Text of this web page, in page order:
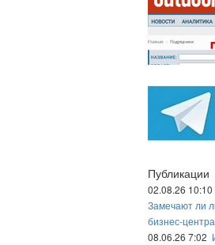
Публикации
02.08.26 10:10
Замечают ли
бизнес-
08.06.26 7:02